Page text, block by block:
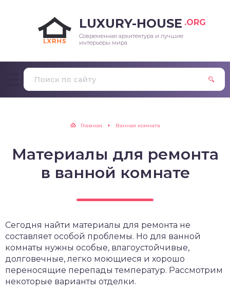
LUXURY-HOUSE .ORG
Современная архитектура и лучшие
интерьеры мира
Главная Ванная комната
Материалы для ремонта
в ванной комнате
Сегодня найти материалы для ремонта не
составляет особой проблемы. Но для ванной
комнаты нужны особые, влагоустойчивые,
долговечные, легко моющиеся и хорошо
переносящие перепады температур. Рассмотрим
некоторые варианты отделки.